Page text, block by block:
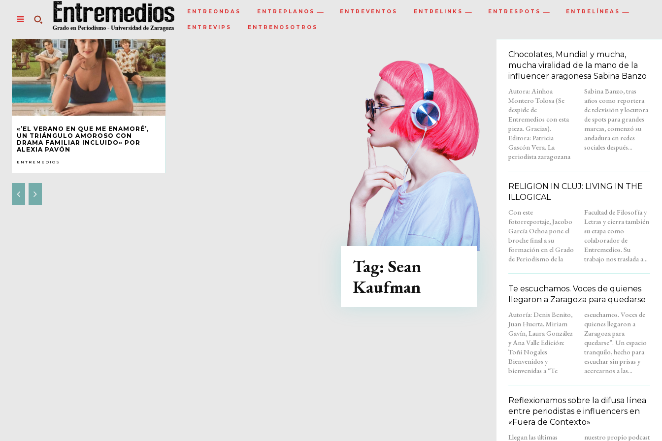
ENTREONDAS ENTREPLANOS ENTREVENTOS ENTRELINKS ENTRESPOTS ENTRELÍNEAS
ENTREVIPS ENTRENOSOTROS
«’EL VERANO EN QUE ME ENAMORÉ’,
UN TRIÁNGULO AMOROSO CON
DRAMA FAMILIAR INCLUIDO» POR
ALEXIA PAVÓN
ENTREMEDIOS
Tag: Sean
Kaufman
Chocolates, Mundial y mucha,
mucha viralidad de la mano de la
influencer aragonesa Sabina Banzo
Autora: Ainhoa
Montero Tolosa (Se
despide de
Entremedios con esta
pieza. Gracias).
Editora: Patricia
Gascón Vera. La
periodista zaragozana
Sabina Banzo, tras
años como reportera
de televisión y locutora
de spots para grandes
marcas, comenzó su
andadura en redes
sociales después...
RELIGION IN CLUJ: LIVING IN THE
ILLOGICAL
Con este
fotorreportaje, Jacobo
García Ochoa pone el
broche final a su
formación en el Grado
de Periodismo de la
Facultad de Filosofía y
Letras y cierra también
su etapa como
colaborador de
Entremedios. Su
trabajo nos traslada a...
Te escuchamos. Voces de quienes
llegaron a Zaragoza para quedarse
Autoría: Denis Benito,
Juan Huerta, Miriam
Gavín, Laura González
y Ana Valle Edición:
Toñi Nogales
Bienvenidos y
bienvenidas a “Te
escuchamos. Voces de
quienes llegaron a
Zaragoza para
quedarse”. Un espacio
tranquilo, hecho para
escuchar sin prisas y
acercarnos a las...
Reflexionamos sobre la difusa línea
entre periodistas e influencers en
«Fuera de Contexto»
Llegan las últimas
nuestro propio podcast